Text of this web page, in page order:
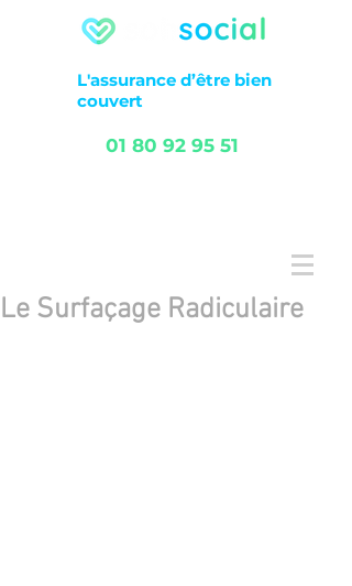
L'assurance d’être bien
couvert
01 80 92 95 51
Le Surfaçage Radiculaire